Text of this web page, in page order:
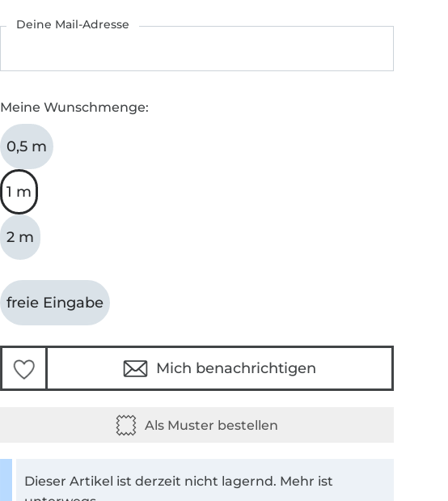
Deine Mail-Adresse
Meine Wunschmenge:
0,5 m
1 m
2 m
freie Eingabe
Mich benachrichtigen
Dieser Artikel ist derzeit nicht lagernd. Mehr ist